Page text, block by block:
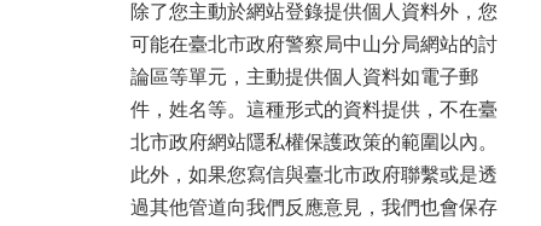
除了您主動於網站登錄提供個人資料外，您
可能在臺北市政府警察局中山分局網站的討
論區等單元，主動提供個人資料如電子郵
件，姓名等。這種形式的資料提供，不在臺
北市政府網站隱私權保護政策的範圍以內。
此外，如果您寫信與臺北市政府聯繫或是透
過其他管道向我們反應意見，我們也會保存